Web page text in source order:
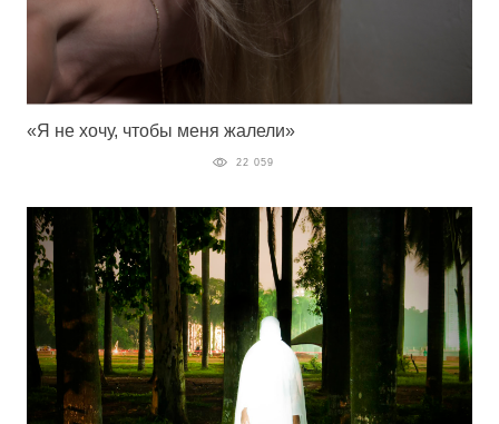
«Я не хочу, чтобы меня жалели»
22 059